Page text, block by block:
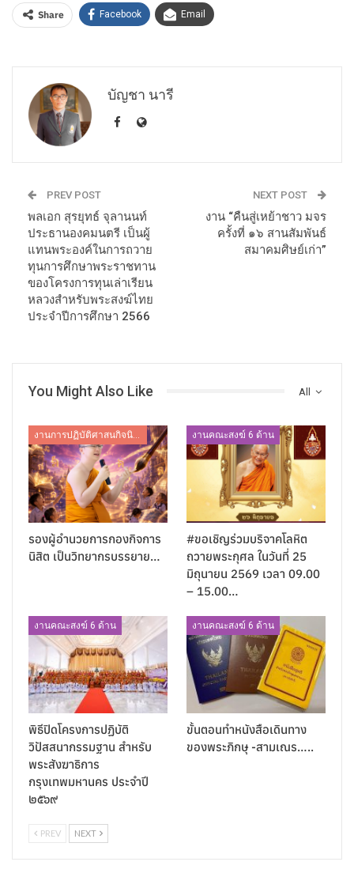
Share Facebook Email
บัญชา นารี
PREV POST
พลเอก สุรยุทธ์ จุลานนท์
ประธานองคมนตรี เป็นผู้
แทนพระองค์ในการถวาย
ทุนการศึกษาพระราชทาน
ของโครงการทุนเล่าเรียน
หลวงสำหรับพระสงฆ์ไทย
ประจำปีการศึกษา 2566
NEXT POST
งาน “คืนสู่เหย้าชาว มจร
ครั้งที่ ๑๖ สานสัมพันธ์
สมาคมศิษย์เก่า”
All
You Might Also Like
งานการปฏิบัติศาสนกิจนิสิต
รองผู้อำนวยการกองกิจการ
นิสิต เป็นวิทยากรบรรยาย…
งานคณะสงฆ์ 6 ด้าน
#ขอเชิญร่วมบริจาคโลหิต
ถวายพระกุศล ในวันที่ 25
มิถุนายน 2569 เวลา 09.00
– 15.00…
งานคณะสงฆ์ 6 ด้าน
พิธีปิดโครงการปฏิบัติ
วิปัสสนากรรมฐาน สำหรับ
พระสังฆาธิการ
กรุงเทพมหานคร ประจำปี
๒๕๖๙
งานคณะสงฆ์ 6 ด้าน
ขั้นตอนทำหนังสือเดินทาง
ของพระภิกษุ -สามเณร…..
PREV NEXT